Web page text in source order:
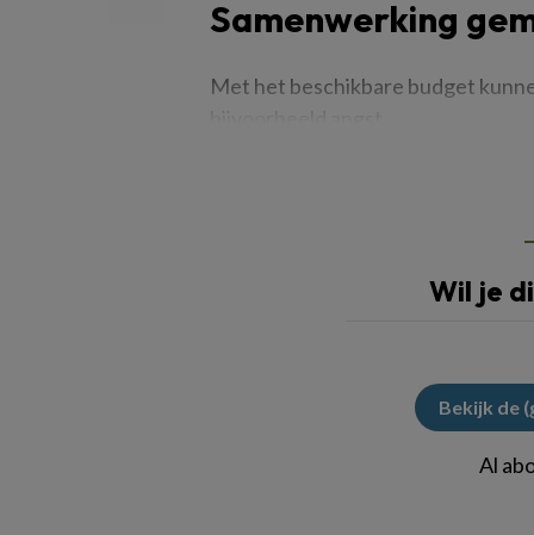
Samenwerking
Met het beschikbare budget
Wil je
Bekijk de
Al